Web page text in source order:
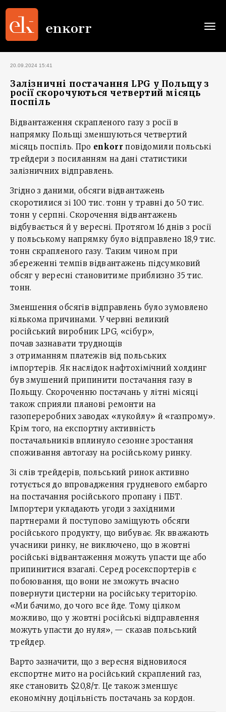
20.09.2024 15:41
Залізничні постачання LPG у Польщу з
росії скорочуються четвертий місяць
поспіль
Відвантаження скрапленого газу з росії в
напрямку Польщі зменшуються четвертий
місяць поспіль. Про enkorr повідомили польські
трейдери з посиланням на дані статистики
залізничних відправлень.
Згідно з даними, обсяги відвантажень
скоротилися зі 100 тис. тонн у травні до 50 тис.
тонн у серпні. Скорочення відвантажень
відбувається й у вересні. Протягом 16 днів з росії
у польському напрямку було відправлено 18,9 тис.
тонн скрапленого газу. Таким чином при
збереженні темпів відвантажень підсумковий
обсяг у вересні становитиме приблизно 35 тис.
тонн.
Зменшення обсягів відправлень було зумовлено
кількома причинами. У червні великий
російський виробник LPG, «сібур»,
почав зазнавати труднощів
з отриманням платежів від польських
імпортерів. Як наслідок нафтохімічний холдинг
був змушений припинити постачання газу в
Польщу. Скороченню постачань у літні місяці
також сприяли планові ремонти на
газопереробних заводах «лукойлу» й «газпрому».
Крім того, на експортну активність
постачальників вплинуло сезонне зростання
споживання автогазу на російському ринку.
Зі слів трейдерів, польський ринок активно
готується до впровадження грудневого ембарго
на постачання російського пропану і ПБТ.
Імпортери укладають угоди з західними
партнерами й поступово заміщують обсяги
російського продукту, що вибуває. Як вважають
учасники ринку, не виключено, що в жовтні
російські відвантаження можуть упасти ще або
припинитися взагалі. Серед росекспортерів є
побоювання, що вони не зможуть вчасно
повернути цистерни на російську територію.
«Ми бачимо, до чого все йде. Тому цілком
можливо, що у жовтні російські відправлення
можуть упасти до нуля», — сказав польський
трейдер.
Варто зазначити, що з вересня відновилося
експортне мито на російський скраплений газ,
яке становить $20,8/т. Це також зменшує
економічну доцільність постачань за кордон.